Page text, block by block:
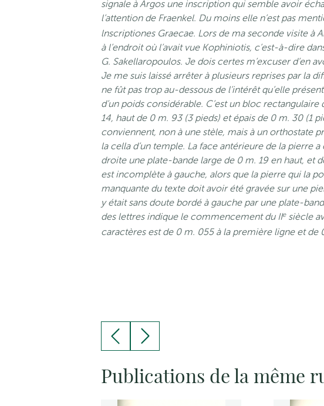
signale à Argos une inscription qui semble avoir
l’attention de Fraenkel. Du moins elle n’est pas
lnscriptiones Graecae. Lors de ma seconde visite à
à l’endroit où l’avait vue Kophiniotis, c’est-à-dire
G. Sakellaropoulos. Je dois certes m’excuser d’en
Je me suis laissé arrêter à plusieurs reprises par la
ne fût pas trop au-dessous de l’intérêt qu’elle
d’un poids considérable. C’est un bloc
14, haut de 0 m. 93 (3 pieds) et épais de 0 m. 30 (1
conviennent, non à une stèle, mais à un orthostate
la cella d’un temple. La face antérieure de la pierre
droite une plate-bande large de 0 m. 19 en haut, et
est incomplète à gauche, alors que la pierre qui la
manquante du texte doit avoir été gravée sur une
y était sans doute bordé à gauche par une plate-
des lettres indique le commencement du IIesiècle
caractères est de 0 m. 055 à la première ligne et de
Publications de la même